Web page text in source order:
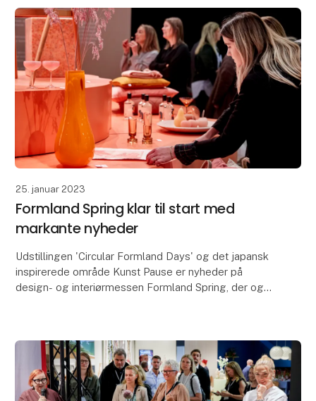
25. januar 2023
Formland Spring klar til start med
markante nyheder
Udstillingen 'Circular Formland Days' og det japansk
inspirerede område Kunst Pause er nyheder på
design- og interiørmessen Formland Spring, der også